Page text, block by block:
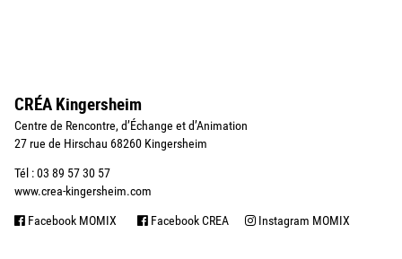
CRÉA Kingersheim
Centre de Rencontre, d’Échange et d’Animation
27 rue de Hirschau 68260 Kingersheim
Tél : 03 89 57 30 57
www.crea-kingersheim.com
Facebook MOMIX Facebook CREA Instagram MOMIX